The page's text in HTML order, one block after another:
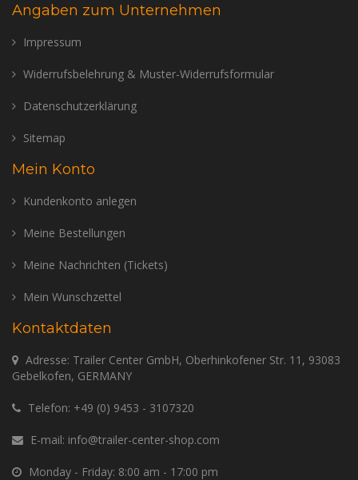
Angaben zum Unternehmen
Impressum
Widerrufsbelehrung & Muster-Widerrufsformular
Datenschutzerklärung
Sitemap
Mein Konto
Kundenkonto anlegen
Meine Bestellungen
Meine Nachrichten (Tickets)
Mein Wunschzettel
Kontaktdaten
Adresse: Trailer Center GmbH, Oberhinkofener Str. 11, 93083
Gebelkofen, GERMANY
Telefon: +49 (0) 9453 - 3107320
E-mail: info@trailer-center-shop.com
Monday - Friday: 8:00 am - 17:00 pm